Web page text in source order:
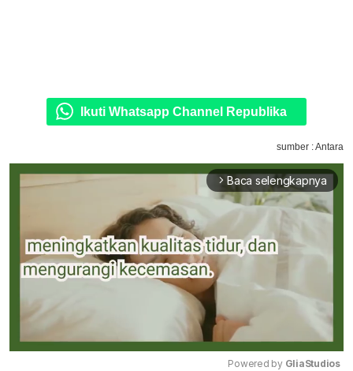
Ikuti Whatsapp Channel Republika
sumber : Antara
arrow_forward_ios Baca selengkapnya
Powered by GliaStudios